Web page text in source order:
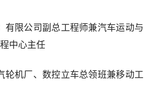
限公司副总工程师兼汽车运动与
中心主任
轮机厂、数控立车总领班兼移动工